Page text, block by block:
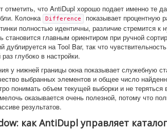
отметить, что AntiDupl хорошо подает именно те
Колонка
Difference
показывает процентную
полностью идентичны, различие стремится
становится главным ориентиром при ручной
дублируется на Tool Bar, так что
глубоко в настройки.
у нижней границы окна показывает служебную
выбранных элементов и общее число
понимать объем текущей выборки и не
оказывается очень полезной, потому что
результатов.
как AntiDupl управляет